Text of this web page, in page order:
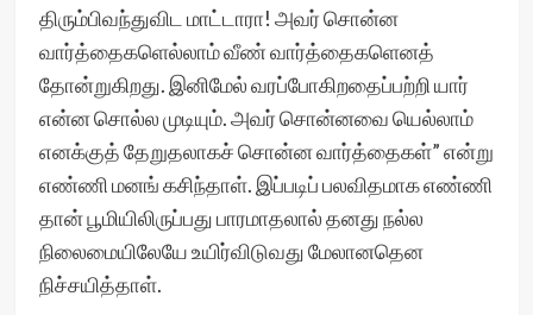
திரும்பிவந்துவிட மாட்டாரா! அவர் சொன்ன
வார்த்தைகளெல்லாம் வீண் வார்த்தைகளெனத்
தோன்றுகிறது. இனிமேல் வரப்போகிறதைப்பற்றி யார்
என்ன சொல்ல முடியும். அவர் சொன்னவை யெல்லாம்
எனக்குத் தேறுதலாகச் சொன்ன வார்த்தைகள்” என்று
எண்ணி மனங் கசிந்தாள். இப்படிப் பலவிதமாக எண்ணி
தான் பூமியிலிருப்பது பாரமாதலால் தனது நல்ல
நிலைமையிலேயே உயிர்விடுவது மேலானதென
நிச்சயித்தாள்.